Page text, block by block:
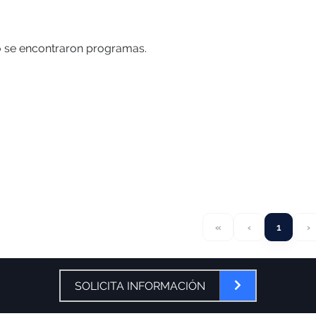
se encontraron programas.
« ‹ 1 ›
SOLICITA INFORMACIÓN